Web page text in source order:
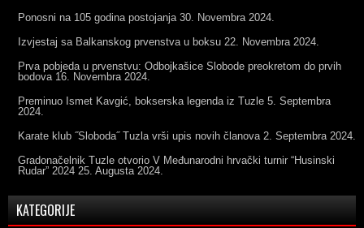
Ponosni na 105 godina postojanja 30. Novembra 2024.
Izvjestaj sa Balkanskog prvenstva u boksu 22. Novembra 2024.
Prva pobjeda u prvenstvu: Odbojkašice Slobode preokretom do prvih
bodova 16. Novembra 2024.
Preminuo Ismet Kavgić, bokserska legenda iz Tuzle 5. Septembra
2024.
Karate klub ˝Sloboda˝ Tuzla vrši upis novih članova 2. Septembra 2024.
Gradonačelnik Tuzle otvorio V Međunarodni hrvački turnir “Husinski
Rudar” 2024 25. Augusta 2024.
KATEGORIJE